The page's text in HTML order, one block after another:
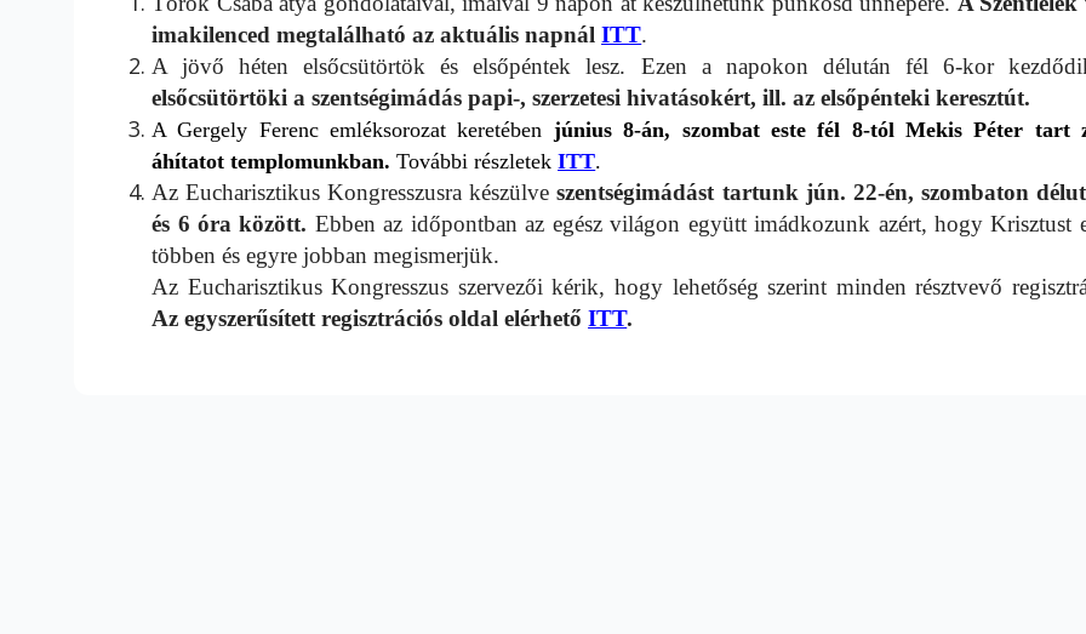
imakilenced megtalálható az aktuális napnál ITT.
A jövő héten elsőcsütörtök és elsőpéntek lesz. Ezen a napokon délután fél 6-kor
elsőcsütörtöki a szentségimádás papi-, szerzetesi hivatásokért, ill. az elsőpénteki keresztút.
A Gergely Ferenc emléksorozat keretében június 8-án, szombat este fél 8-tól Mekis Péter tart
áhítatottemplomunkban.További részletekITT.
Az Eucharisztikus Kongresszusra készülveszentségimádást tartunk jún. 22-én, szombaton
és 6 óra között. Ebben az időpontban az egész világon együtt imádkozunk azért, hogy Krisztust
többen és egyre jobban megismerjük.
Az Eucharisztikus Kongresszus szervezői kérik, hogy lehetőség szerint minden résztvevő
Az egyszerűsített regisztrációs oldal elérhetőITT.